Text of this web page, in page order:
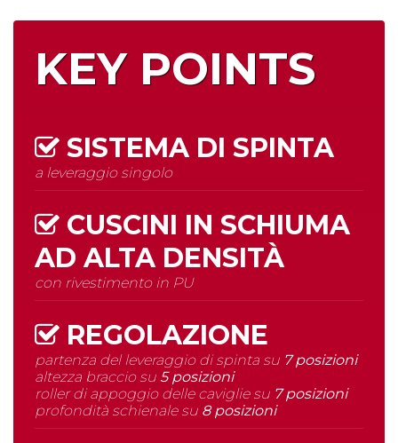
KEY POINTS
SISTEMA DI SPINTA
a leveraggio singolo
CUSCINI IN SCHIUMA
AD ALTA DENSITÀ
con rivestimento in PU
REGOLAZIONE
partenza del leveraggio di spinta su 7 posizioni
altezza braccio su 5 posizioni
roller di appoggio delle caviglie su 7 posizioni
profondità schienale su 8 posizioni